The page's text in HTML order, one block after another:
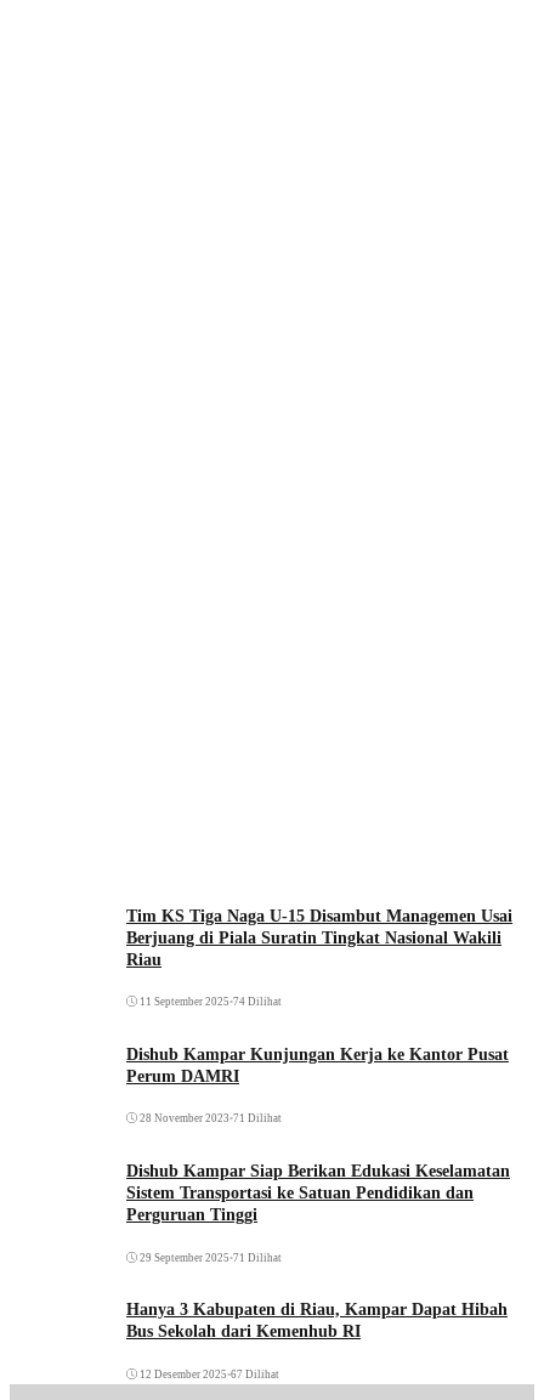
Tim KS Tiga Naga U-15 Disambut Managemen Usai
Berjuang di Piala Suratin Tingkat Nasional Wakili
Riau
11 September 2025 •74 Dilihat
Dishub Kampar Kunjungan Kerja ke Kantor Pusat
Perum DAMRI
28 November 2023 •71 Dilihat
Dishub Kampar Siap Berikan Edukasi Keselamatan
Sistem Transportasi ke Satuan Pendidikan dan
Perguruan Tinggi
29 September 2025 •71 Dilihat
Hanya 3 Kabupaten di Riau, Kampar Dapat Hibah
Bus Sekolah dari Kemenhub RI
12 Desember 2025 •67 Dilihat